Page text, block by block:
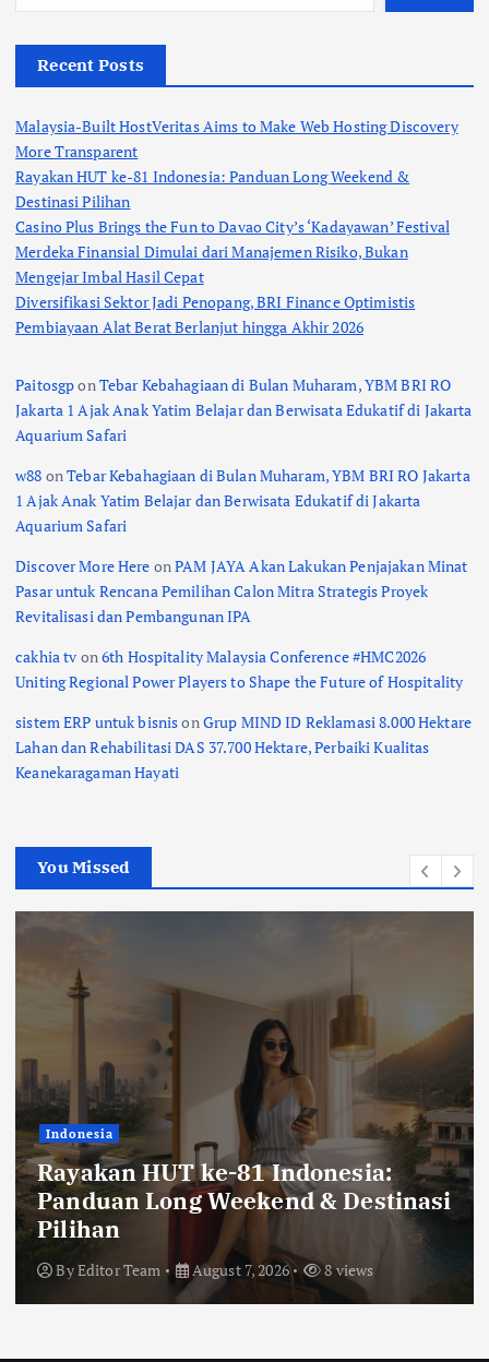
Recent Posts
Malaysia-Built HostVeritas Aims to Make Web Hosting Discovery
More Transparent
Rayakan HUT ke-81 Indonesia: Panduan Long Weekend &
Destinasi Pilihan
Casino Plus Brings the Fun to Davao City’s ‘Kadayawan’ Festival
Merdeka Finansial Dimulai dari Manajemen Risiko, Bukan
Mengejar Imbal Hasil Cepat
Diversifikasi Sektor Jadi Penopang, BRI Finance Optimistis
Pembiayaan Alat Berat Berlanjut hingga Akhir 2026
PaitosgponTebar Kebahagiaan di Bulan Muharam, YBM BRI RO
Jakarta 1 Ajak Anak Yatim Belajar dan Berwisata Edukatif di Jakarta
Aquarium Safari
w88 onTebar Kebahagiaan di Bulan Muharam, YBM BRI RO Jakarta
1 Ajak Anak Yatim Belajar dan Berwisata Edukatif di Jakarta
Aquarium Safari
Discover More Here onPAM JAYA Akan Lakukan Penjajakan Minat
Pasar untuk Rencana Pemilihan Calon Mitra Strategis Proyek
Revitalisasi dan Pembangunan IPA
cakhia tv on6th Hospitality Malaysia Conference #HMC2026
Uniting Regional Power Players to Shape the Future of Hospitality
sistem ERP untuk bisnisonGrup MIND ID Reklamasi 8.000 Hektare
Lahan dan Rehabilitasi DAS 37.700 Hektare, Perbaiki Kualitas
Keanekaragaman Hayati
You Missed
Indonesia
Rayakan HUT ke-81 Indonesia:
Panduan Long Weekend & Destinasi
Pilihan
ByEditor Team August 7, 2026 8 views